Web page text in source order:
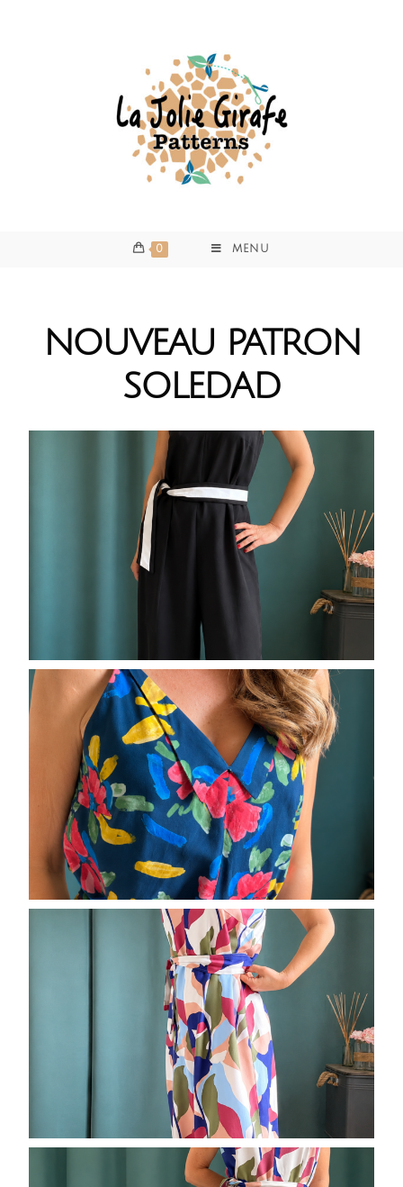
0 MENU
NOUVEAU PATRON
SOLEDAD